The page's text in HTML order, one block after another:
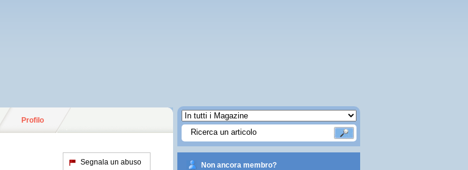
Profilo
Segnala un abuso
Non ancora membro?